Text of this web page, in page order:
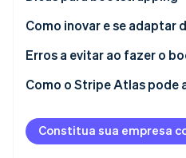
Planeje com cuidado
Mantenha-se enxuto
Crie uma base de clientes
Reinvista sua receita
Use táticas de marketing
Como inovar e se
Erros a evitar ao fazer o
Como o Stripe Atlas pode
Como se inscrever no Atlas
Aceitar pagamentos e
Constitua sua empresa